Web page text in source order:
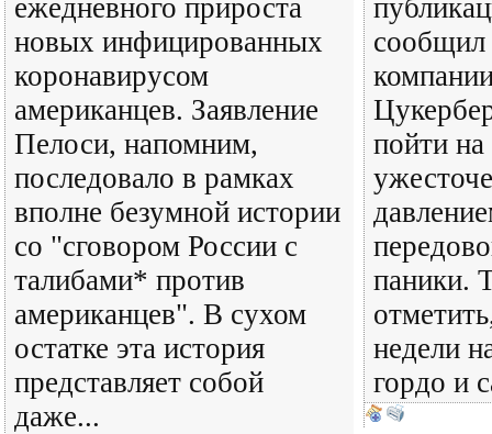
ежедневного прироста
новых инфицированных
коронавирусом
американцев. Заявление
Пелоси, напомним,
последовало в рамках
вполне безумной истории
со "сговором России с
талибами* против
американцев". В сухом
остатке эта история
представляет собой
даже...
сообщил
пойти
паники.
недели
гордо и